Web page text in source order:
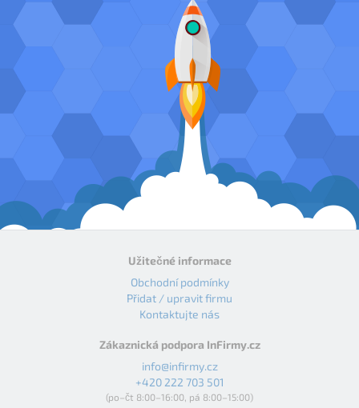
Užitečné informace
Obchodní podmínky
Přidat / upravit firmu
Kontaktujte nás
Zákaznická podpora InFirmy.cz
info@infirmy.cz
+420 222 703 501
(po–čt 8:00–16:00, pá 8:00–15:00)